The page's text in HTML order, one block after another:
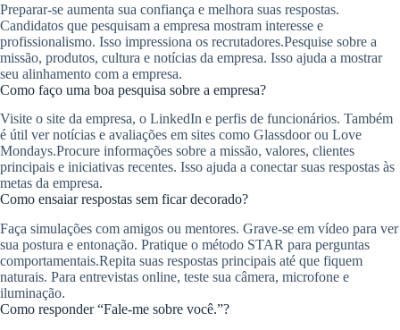
Preparar-se aumenta sua confiança e melhora suas respostas.
Candidatos que pesquisam a empresa mostram interesse e
profissionalismo. Isso impressiona os recrutadores.Pesquise sobre a
missão, produtos, cultura e notícias da empresa. Isso ajuda a mostrar
seu alinhamento com a empresa.
Como faço uma boa pesquisa sobre a empresa?
Visite o site da empresa, o LinkedIn e perfis de funcionários. Também
é útil ver notícias e avaliações em sites como Glassdoor ou Love
Mondays.Procure informações sobre a missão, valores, clientes
principais e iniciativas recentes. Isso ajuda a conectar suas respostas às
metas da empresa.
Como ensaiar respostas sem ficar decorado?
Faça simulações com amigos ou mentores. Grave-se em vídeo para ver
sua postura e entonação. Pratique o método STAR para perguntas
comportamentais.Repita suas respostas principais até que fiquem
naturais. Para entrevistas online, teste sua câmera, microfone e
iluminação.
Como responder “Fale-me sobre você.”?